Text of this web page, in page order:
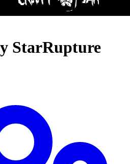
StarRupture